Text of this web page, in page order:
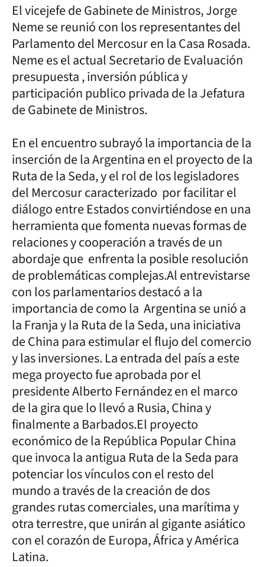
El vicejefe de Gabinete de Ministros, Jorge
Neme se reunió con los representantes del
Parlamento del Mercosur en la Casa Rosada.
Neme es el actual Secretario de Evaluación
presupuesta , inversión pública y
participación publico privada de la Jefatura
de Gabinete de Ministros.
En el encuentro subrayó la importancia de la
inserción de la Argentina en el proyecto de la
Ruta de la Seda, y el rol de los legisladores
del Mercosur caracterizado por facilitar el
diálogo entre Estados convirtiéndose en una
herramienta que fomenta nuevas formas de
relaciones y cooperación a través de un
abordaje que enfrenta la posible resolución
de problemáticas complejas.Al entrevistarse
con los parlamentarios destacó a la
importancia de como la Argentina se unió a
la Franja y la Ruta de la Seda, una iniciativa
de China para estimular el flujo del comercio
y las inversiones. La entrada del país a este
mega proyecto fue aprobada por el
presidente Alberto Fernández en el marco
de la gira que lo llevó a Rusia, China y
finalmente a Barbados.El proyecto
económico de la República Popular China
que invoca la antigua Ruta de la Seda para
potenciar los vínculos con el resto del
mundo a través de la creación de dos
grandes rutas comerciales, una marítima y
otra terrestre, que unirán al gigante asiático
con el corazón de Europa, África y América
Latina.